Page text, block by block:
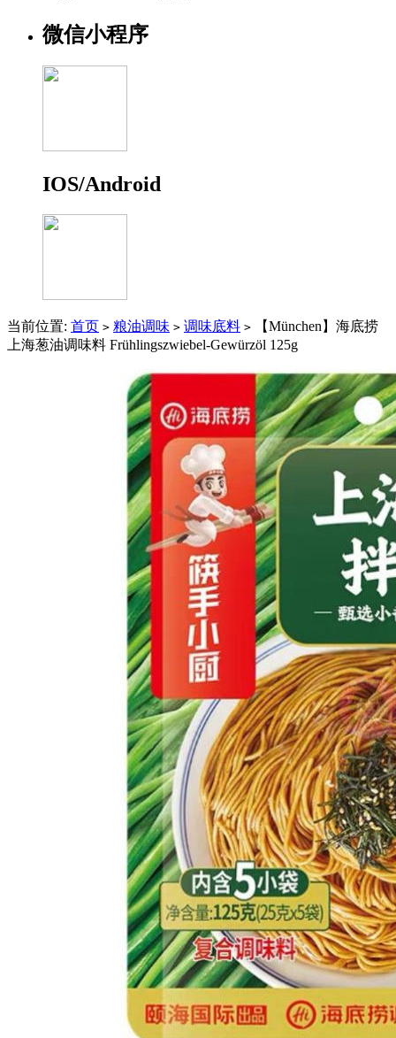
微信小程序
IOS/Android
当前位置: 首页 > 粮油调味 > 调味底料 > 【München】海底捞
上海葱油调味料 Frühlingszwiebel-Gewürzöl 125g